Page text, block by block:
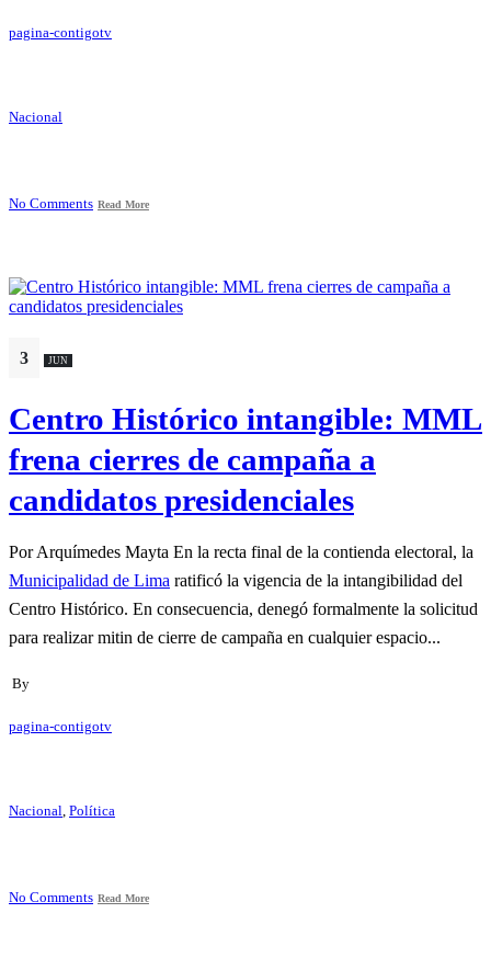
pagina-contigotv
Nacional
No Comments Read More
3 JUN
Centro Histórico intangible: MML
frena cierres de campaña a
candidatos presidenciales
Por Arquímedes Mayta En la recta final de la contienda electoral, la
Municipalidad de Lima ratificó la vigencia de la intangibilidad del
Centro Histórico. En consecuencia, denegó formalmente la solicitud
para realizar mitin de cierre de campaña en cualquier espacio...
By
pagina-contigotv
Nacional, Política
No Comments Read More